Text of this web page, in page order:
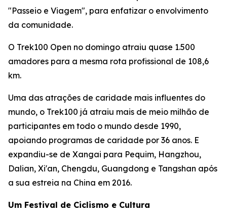
"Passeio e Viagem", para enfatizar o envolvimento
da comunidade.
O Trek100 Open no domingo atraiu quase 1.500
amadores para a mesma rota profissional de 108,6
km.
Uma das atrações de caridade mais influentes do
mundo, o Trek100 já atraiu mais de meio milhão de
participantes em todo o mundo desde 1990,
apoiando programas de caridade por 36 anos. E
expandiu-se de Xangai para Pequim, Hangzhou,
Dalian, Xi'an, Chengdu, Guangdong e Tangshan após
a sua estreia na China em 2016.
Um Festival de Ciclismo e Cultura